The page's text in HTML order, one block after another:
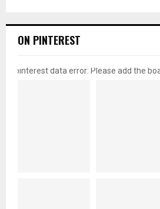
ON PINTEREST
pinterest data error: Please add the